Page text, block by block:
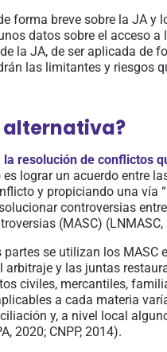
forma breve sobre la JA
datos sobre el acceso
la JA, de ser aplicada de
las limitantes y riesgos
alternativa?
resolución de conflictos
lograr un acuerdo entre
y propiciando una vía
controversias
(MASC)
partes se utilizan los MASC
arbitraje y las juntas
civiles, mercantiles,
a cada materia
y, a nivel local
2020; CNPP, 2014).